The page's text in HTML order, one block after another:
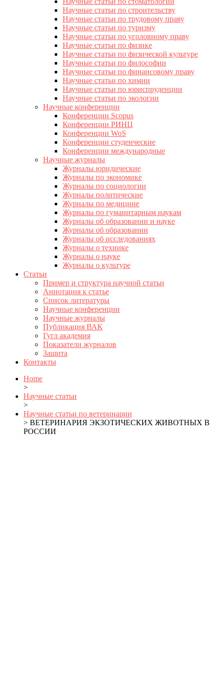
Научные статьи по строительству
Научные статьи по трудовому праву
Научные статьи по туризму
Научные статьи по уголовному праву
Научные статьи по физике
Научные статьи по физической культуре
Научные статьи по философии
Научные статьи по финансовому праву
Научные статьи по химии
Научные статьи по юриспруденции
Научные статьи по экологии
Научные конференции
Конференции Scopus
Конференции РИНЦ
Конференции WoS
Конференции студенческие
Конференции международные
Научные журналы
Журналы юридические
Журналы по экономике
Журналы по социологии
Журналы политические
Журналы по медицине
Журналы по гуманитарным наукам
Журналы об образовании и науке
Журналы об образовании
Журналы об исследованиях
Журналы о технике
Журналы о науке
Журналы о культуре
Статьи
Пример и структура научной статьи
Аннотация к статье
Список литературы
Научные конференции
Научные журналы
Публикация ВАК
Гугл академия
Показатели журналов
Защита
Контакты
Home
>
Научные статьи
>
Научные статьи по ветеринарии
> ВЕТЕРИНАРИЯ ЭКЗОТИЧЕСКИХ ЖИВОТНЫХ В
РОССИИ